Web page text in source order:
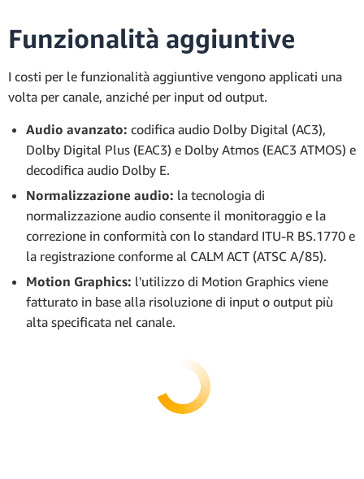
Funzionalità aggiuntive
I costi per le funzionalità aggiuntive vengono applicati una
volta per canale, anziché per input od output.
Audio avanzato: codifica audio Dolby Digital (AC3),
Dolby Digital Plus (EAC3) e Dolby Atmos (EAC3 ATMOS) e
decodifica audio Dolby E.
Normalizzazione audio: la tecnologia di
normalizzazione audio consente il monitoraggio e la
correzione in conformità con lo standard ITU-R BS.1770 e
la registrazione conforme al CALM ACT (ATSC A/85).
Motion Graphics: l'utilizzo di Motion Graphics viene
fatturato in base alla risoluzione di input o output più
alta specificata nel canale.